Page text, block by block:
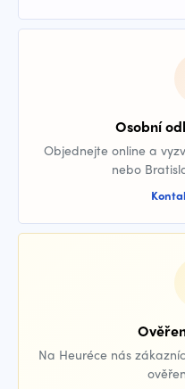
Osobní
Objednejte online a
nebo
Na Heuréce nás